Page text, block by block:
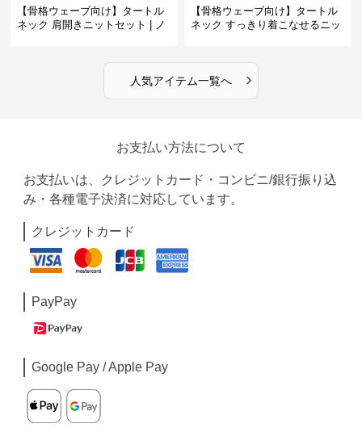
【骨格ウェーブ向け】タートル
ネック 肩開きニットセット | ノ
【骨格ウェーブ向け】タートル
ネック すっきり着こなせるニッ
人気アイテム一覧へ ›
お支払い方法について
お支払いは、クレジットカード・コンビニ/銀行振り込
み・各種電子決済に対応しています。
クレジットカード
PayPay
Google Pay / Apple Pay